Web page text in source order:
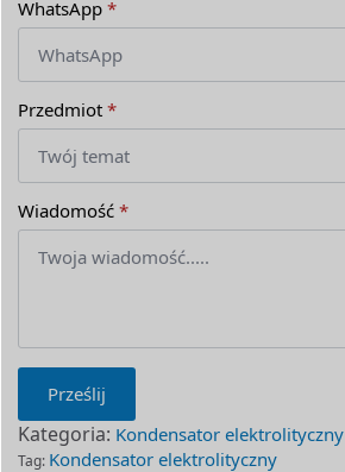
WhatsApp *
Przedmiot *
Wiadomość *
Prześlij
Kategoria: Kondensator elektrolityczny
Tag: Kondensator elektrolityczny